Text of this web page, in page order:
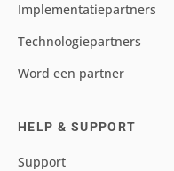
Implementatiepartners
Technologiepartners
Word een partner
HELP & SUPPORT
Support